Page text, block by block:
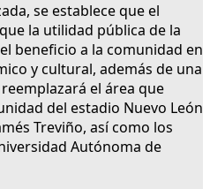
se establece que el
la utilidad pública de la
beneficio a la comunidad en
y cultural, además de una
el área que
del estadio Nuevo León
Treviño, así como los
Autónoma de